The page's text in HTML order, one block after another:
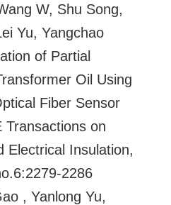
W, Shu Song,
Yu, Yangchao
of Partial
Oil Using
Fiber Sensor
Transactions on
Electrical Insulation,
2286
, Yanlong Yu,